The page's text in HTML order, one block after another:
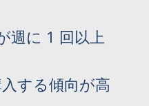
週に 1 回以上
する傾向が高